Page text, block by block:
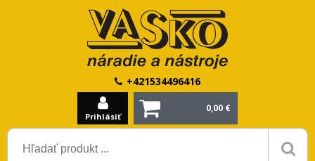
+421534496416
Prihlásiť
0,00 €